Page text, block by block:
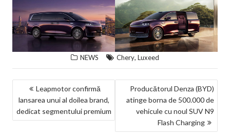
NEWS Chery, Luxeed
NAVIGARE
ÎN
ARTICOLE
Leapmotor confirmă
lansarea unui al doilea brand,
dedicat segmentului premium
Producătorul Denza (BYD)
atinge borna de 500.000 de
vehicule cu noul SUV N9
Flash Charging